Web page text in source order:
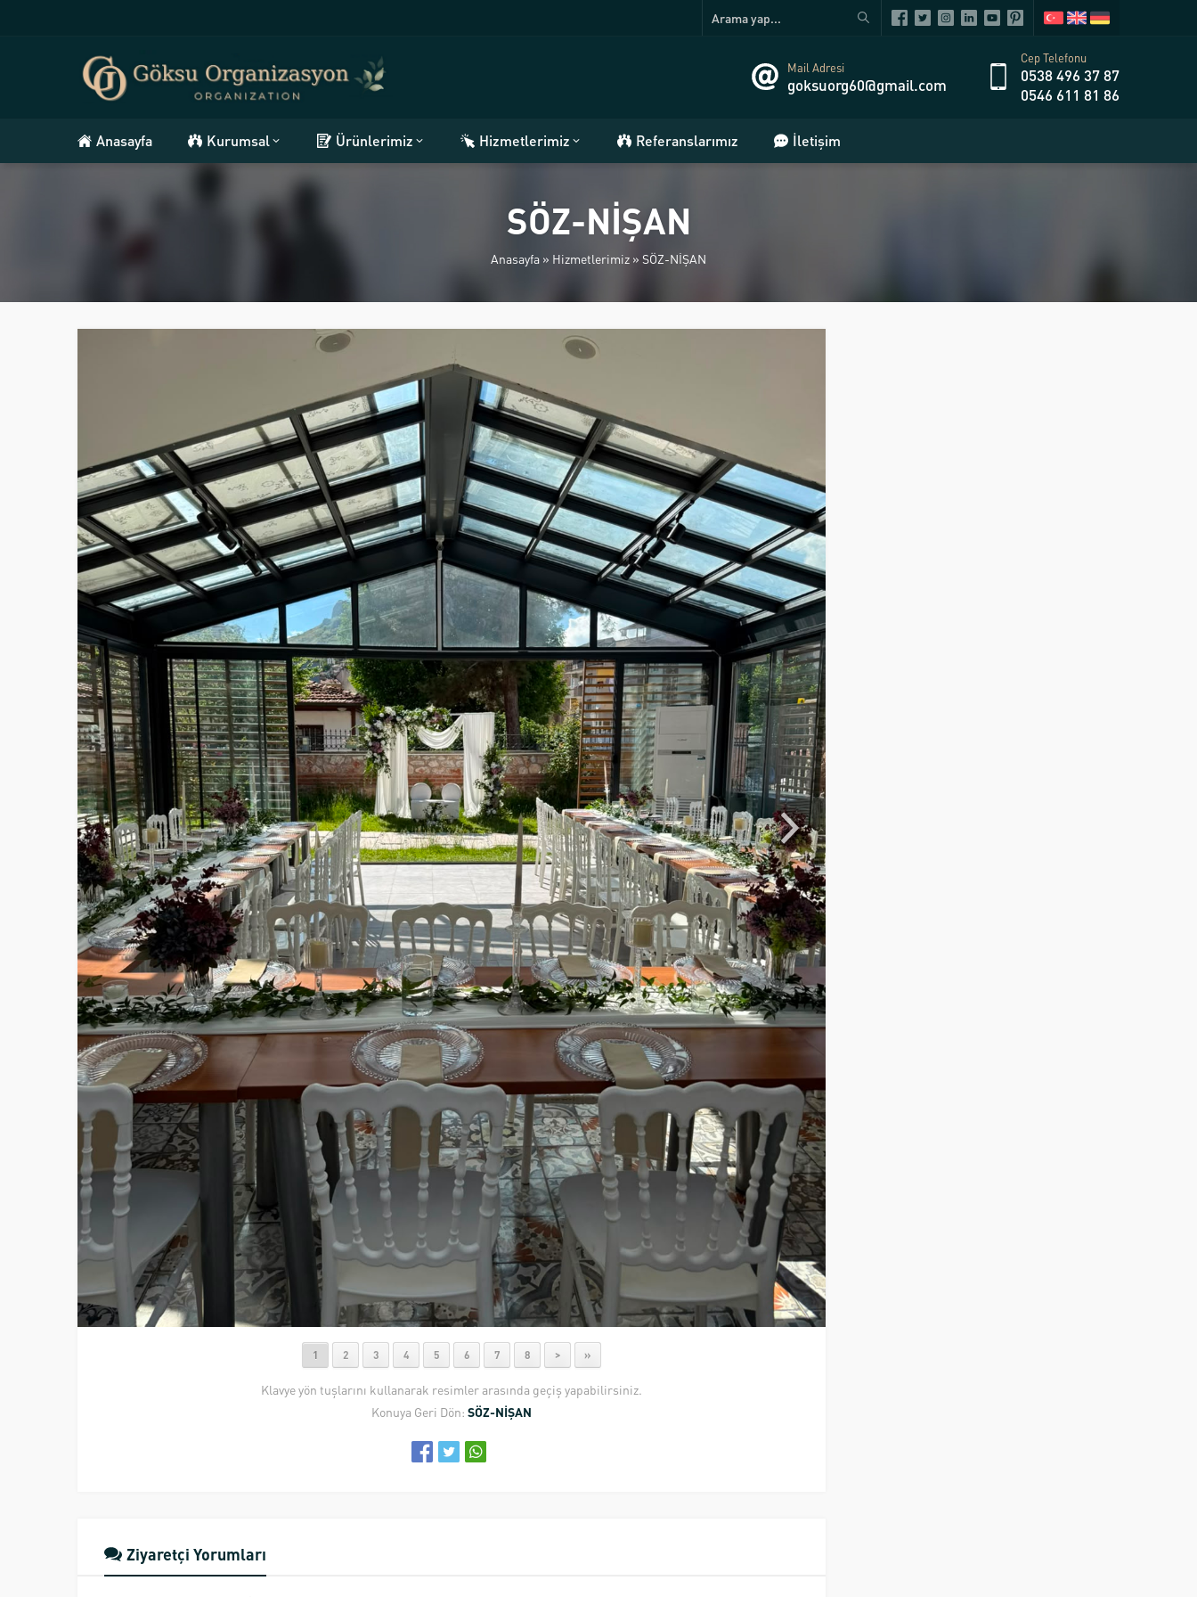
Mail Adresi
goksuorg60@gmail.com
Cep Telefonu
0538 496 37 87
0546 611 81 86
Anasayfa Kurumsal Ürünlerimiz Hizmetlerimiz Referanslarımız İletişim
SÖZ-NİŞAN
Anasayfa » Hizmetlerimiz » SÖZ-NİŞAN
1 2 3 4 5 6 7 8 > »
Klavye yön tuşlarını kullanarak resimler arasında geçiş yapabilirsiniz.
Konuya Geri Dön: SÖZ-NİŞAN
Ziyaretçi Yorumları